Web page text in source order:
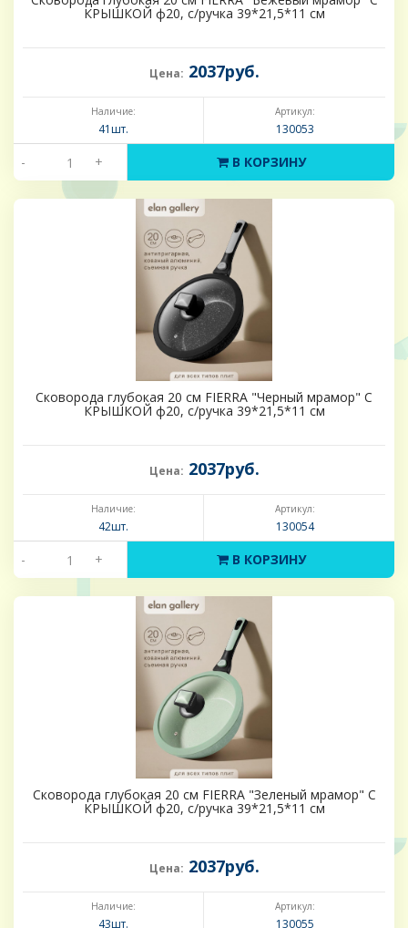
КРЫШКОЙ ф20, с/ручка 39*21,5*11 см
Цена: 2037руб.
Наличие:
41шт.
Артикул:
130053
- + В КОРЗИНУ
Сковорода глубокая 20 см FIERRA "Черный мрамор" С
КРЫШКОЙ ф20, с/ручка 39*21,5*11 см
Цена: 2037руб.
Наличие:
42шт.
Артикул:
130054
- + В КОРЗИНУ
Сковорода глубокая 20 см FIERRA "Зеленый мрамор" С
КРЫШКОЙ ф20, с/ручка 39*21,5*11 см
Цена: 2037руб.
Наличие:
43шт.
Артикул:
130055